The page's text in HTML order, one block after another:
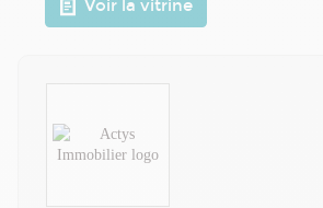
Voir la vitrine